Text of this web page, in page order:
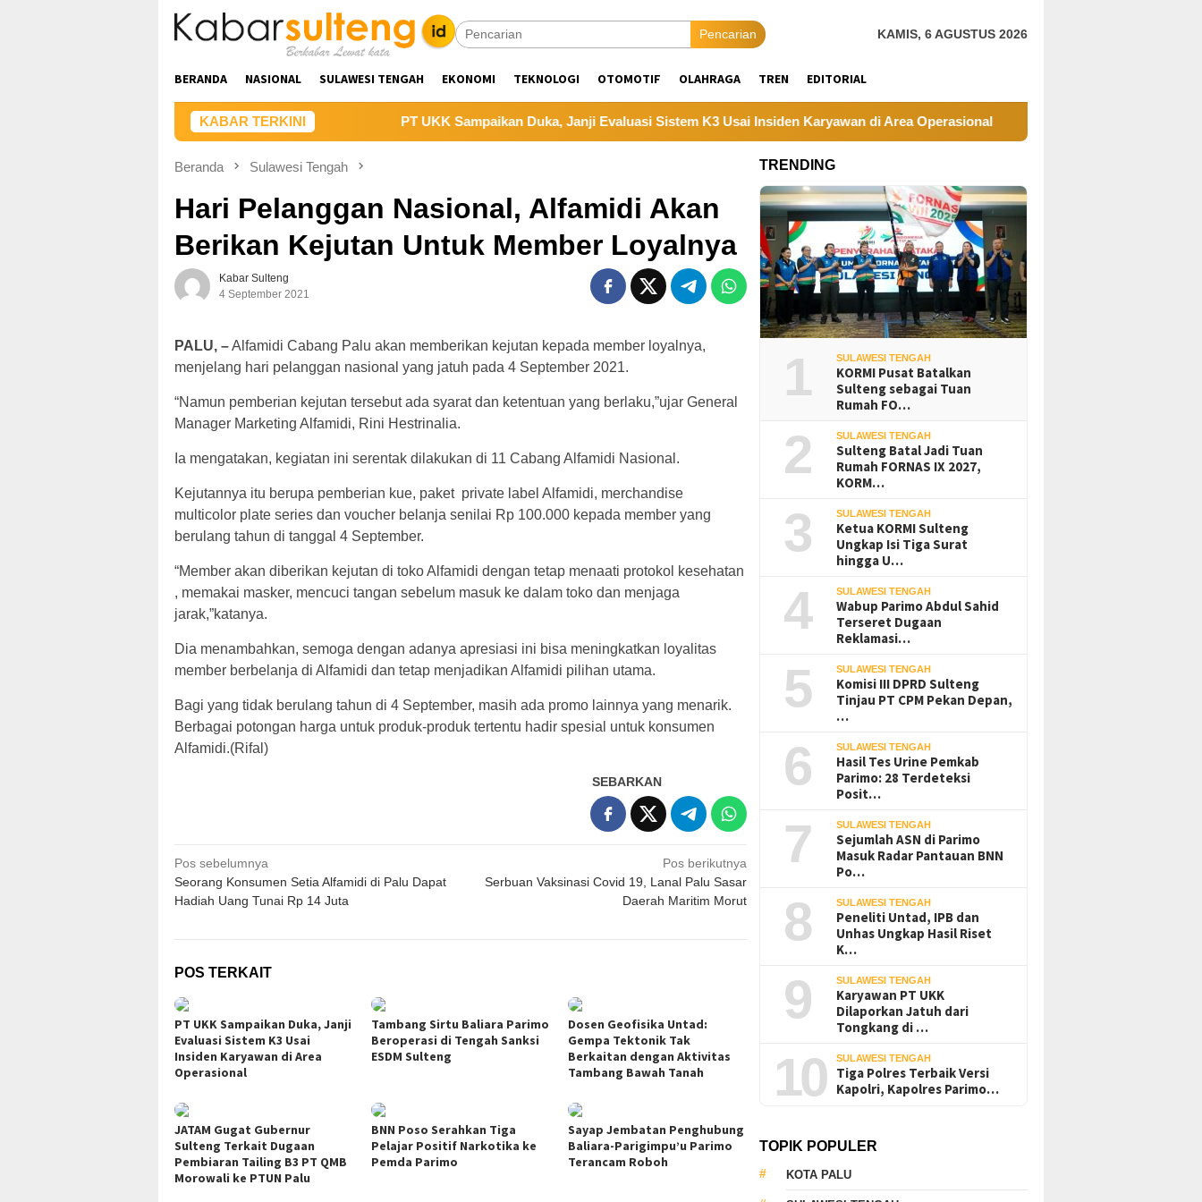
Pencarian KAMIS, 6 AGUSTUS 2026
BERANDA NASIONAL SULAWESI TENGAH EKONOMI TEKNOLOGI OTOMOTIF OLAHRAGA TREN EDITORIAL
KABAR TERKINI PT UKK Sampaikan Duka, Janji Evaluasi Sistem K3 Usai Insiden Karyawan di Area Operasional
Beranda Sulawesi Tengah
Hari Pelanggan Nasional, Alfamidi Akan
Berikan Kejutan Untuk Member Loyalnya
Kabar Sulteng
4 September 2021
PALU, –Alfamidi Cabang Palu akan memberikan kejutan kepada member loyalnya,
menjelang hari pelanggan nasional yang jatuh pada 4 September 2021.
“Namun pemberian kejutan tersebut ada syarat dan ketentuan yang berlaku,”ujar General
Manager Marketing Alfamidi, Rini Hestrinalia.
Ia mengatakan, kegiatan ini serentak dilakukan di 11 Cabang Alfamidi Nasional.
Kejutannya itu berupa pemberian kue, paket private label Alfamidi, merchandise
multicolor plate series dan voucher belanja senilai Rp 100.000 kepada member yang
berulang tahun di tanggal 4 September.
“Member akan diberikan kejutan di toko Alfamidi dengan tetap menaati protokol kesehatan
, memakai masker, mencuci tangan sebelum masuk ke dalam toko dan menjaga
jarak,”katanya.
Dia menambahkan, semoga dengan adanya apresiasi ini bisa meningkatkan loyalitas
member berbelanja di Alfamidi dan tetap menjadikan Alfamidi pilihan utama.
Bagi yang tidak berulang tahun di 4 September, masih ada promo lainnya yang menarik.
Berbagai potongan harga untuk produk-produk tertentu hadir spesial untuk konsumen
Alfamidi.(Rifal)
SEBARKAN
Navigasi
pos
Pos sebelumnya
Seorang Konsumen Setia Alfamidi di Palu Dapat
Hadiah Uang Tunai Rp 14 Juta
Pos berikutnya
Serbuan Vaksinasi Covid 19, Lanal Palu Sasar
Daerah Maritim Morut
POS TERKAIT
PT UKK Sampaikan Duka, Janji
Evaluasi Sistem K3 Usai
Insiden Karyawan di Area
Operasional
Tambang Sirtu Baliara Parimo
Beroperasi di Tengah Sanksi
ESDM Sulteng
Dosen Geofisika Untad:
Gempa Tektonik Tak
Berkaitan dengan Aktivitas
Tambang Bawah Tanah
JATAM Gugat Gubernur
Sulteng Terkait Dugaan
Pembiaran Tailing B3 PT QMB
Morowali ke PTUN Palu
BNN Poso Serahkan Tiga
Pelajar Positif Narkotika ke
Pemda Parimo
Sayap Jembatan Penghubung
Baliara-Parigimpu’u Parimo
Terancam Roboh
TRENDING
1 SULAWESI TENGAH
KORMI Pusat Batalkan
Sulteng sebagai Tuan
Rumah FO…
2 SULAWESI TENGAH
Sulteng Batal Jadi Tuan
Rumah FORNAS IX 2027,
KORM…
3 SULAWESI TENGAH
Ketua KORMI Sulteng
Ungkap Isi Tiga Surat
hingga U…
4 SULAWESI TENGAH
Wabup Parimo Abdul Sahid
Terseret Dugaan
Reklamasi…
5 SULAWESI TENGAH
Komisi III DPRD Sulteng
Tinjau PT CPM Pekan Depan,
…
6 SULAWESI TENGAH
Hasil Tes Urine Pemkab
Parimo: 28 Terdeteksi
Posit…
7 SULAWESI TENGAH
Sejumlah ASN di Parimo
Masuk Radar Pantauan BNN
Po…
8 SULAWESI TENGAH
Peneliti Untad, IPB dan
Unhas Ungkap Hasil Riset
K…
9 SULAWESI TENGAH
Karyawan PT UKK
Dilaporkan Jatuh dari
Tongkang di …
10 SULAWESI TENGAH
Tiga Polres Terbaik Versi
Kapolri, Kapolres Parimo…
TOPIK POPULER
KOTA PALU